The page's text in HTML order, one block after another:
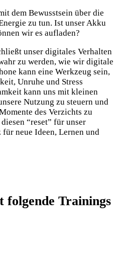
dem Bewusstsein über die
zu tun. Ist unser Akku
wir es aufladen?
unser digitales Verhalten
zu werden, wie wir digitale
kann eine Werkzeug sein,
Unruhe und Stress
kann uns mit kleinen
Nutzung zu steuern und
des Verzichts zu
“reset” für unser
neue Ideen, Lernen und
folgende Trainings